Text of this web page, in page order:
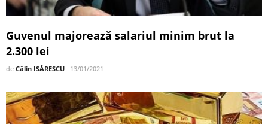
Guvenul majorează salariul minim brut la
2.300 lei
de Călin ISĂRESCU 13/01/2021